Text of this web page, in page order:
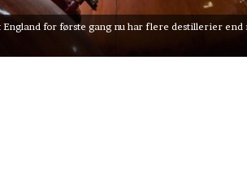
for første gang nu har flere destillerier end